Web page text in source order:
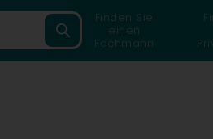
Finden Sie
einen
Fachmann